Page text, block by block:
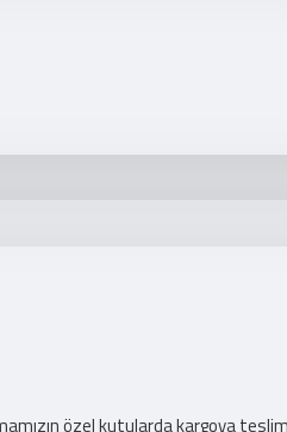
özel kutularda kargoya